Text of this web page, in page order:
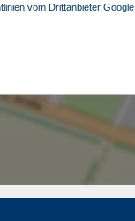
vom Drittanbieter Google